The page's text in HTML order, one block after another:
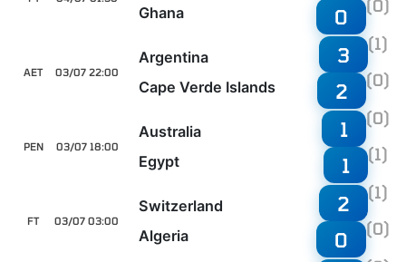
Ghana
0 (0)
03/07 22:00
AET
Argentina
Cape Verde Islands
3 (1)
2 (0)
03/07 18:00
PEN
Australia
Egypt
1 (0)
1 (1)
03/07 03:00
FT
Switzerland
Algeria
2 (1)
0
(0)